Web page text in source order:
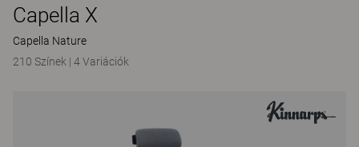
Capella X
Capella Nature
210 Színek | 4 Variációk